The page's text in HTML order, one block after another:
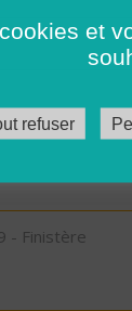
- Finistère
- Finistère
et
refuser